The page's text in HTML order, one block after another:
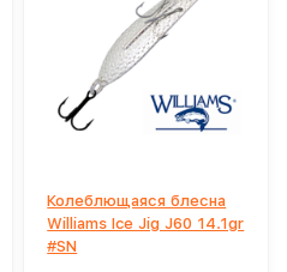
Колеблющаяся блесна
Williams Ice Jig J60 14.1gr
#SN